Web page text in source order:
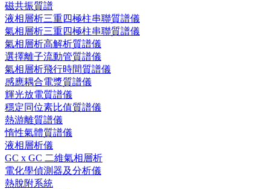
磁共振質譜
液相層析三重四極柱串聯質譜儀
氣相層析三重四極柱串聯質譜儀
氣相層析高解析質譜儀
選擇離子流動管質譜儀
氣相層析飛行時間質譜儀
感應耦合電漿質譜儀
輝光放電質譜儀
穩定同位素比值質譜儀
熱游離質譜儀
惰性氣體質譜儀
液相層析儀
GC x GC 二維氣相層析
電化學偵測器及分析儀
熱脫附系統